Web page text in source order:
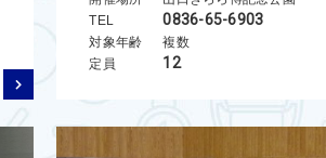
TEL
0836-65-6903
対象年齢
複数
定員
12